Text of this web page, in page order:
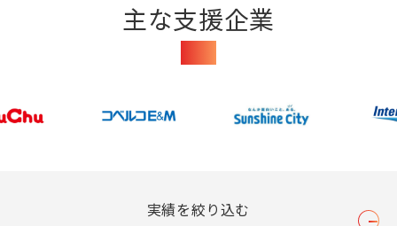
主な支援企業
実績を絞り込む